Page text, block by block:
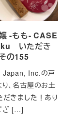
-もも- CASE
いただき
の155
Japan, Inc.の戸
、名古屋のお土
だきました！あり
ざ […]